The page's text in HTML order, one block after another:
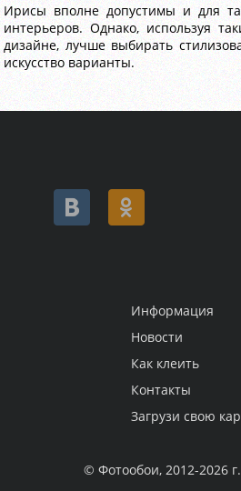
Ирисы вполне допустимы и для
интерьеров. Однако, используя
дизайне, лучше выбирать
искусство варианты.
Информация
Новости
Как клеить
Контакты
Загрузи свою
© Фотообои, 2012-2026 г.